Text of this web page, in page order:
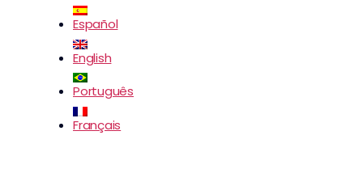
Español
English
Português
Français